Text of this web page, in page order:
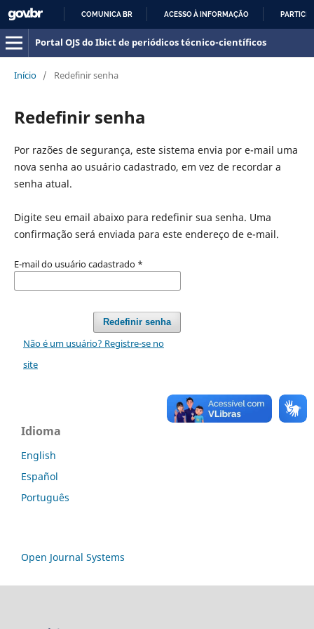
COMUNICA BR ACESSO À INFORMAÇÃO
Portal OJS do Ibict de periódicos técnico-científicos
Início / Redefinir senha
Redefinir senha
Por razões de segurança, este sistema envia por e-mail uma
nova senha ao usuário cadastrado, em vez de recordar a
senha atual.
Digite seu email abaixo para redefinir sua senha. Uma
confirmação será enviada para este endereço de e-mail.
E-mail do usuário cadastrado *
Redefinir senha
Não é um usuário? Registre-se no
site
Idioma
English
Español
Português
Open Journal Systems